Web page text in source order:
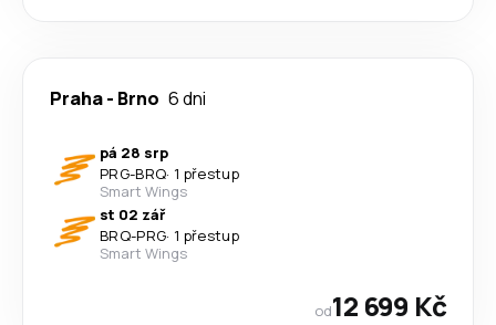
Praha- Brno 6 dni
pá 28 srp
PRG-BRQ· 1 přestup
Smart Wings
st 02 zář
BRQ-PRG· 1 přestup
Smart Wings
od12 699 Kč